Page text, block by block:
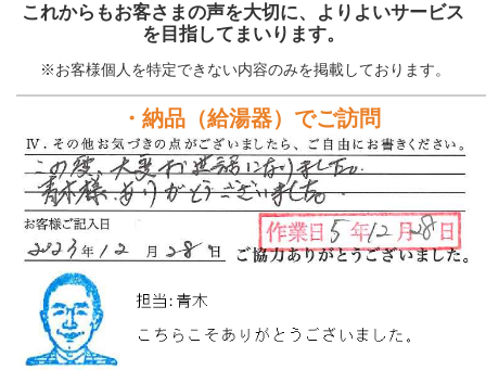
これからもお客さまの声を大切に、よりよいサービス
を目指してまいります。
※お客様個人を特定できない内容のみを掲載しております。
・納品（給湯器）でご訪問